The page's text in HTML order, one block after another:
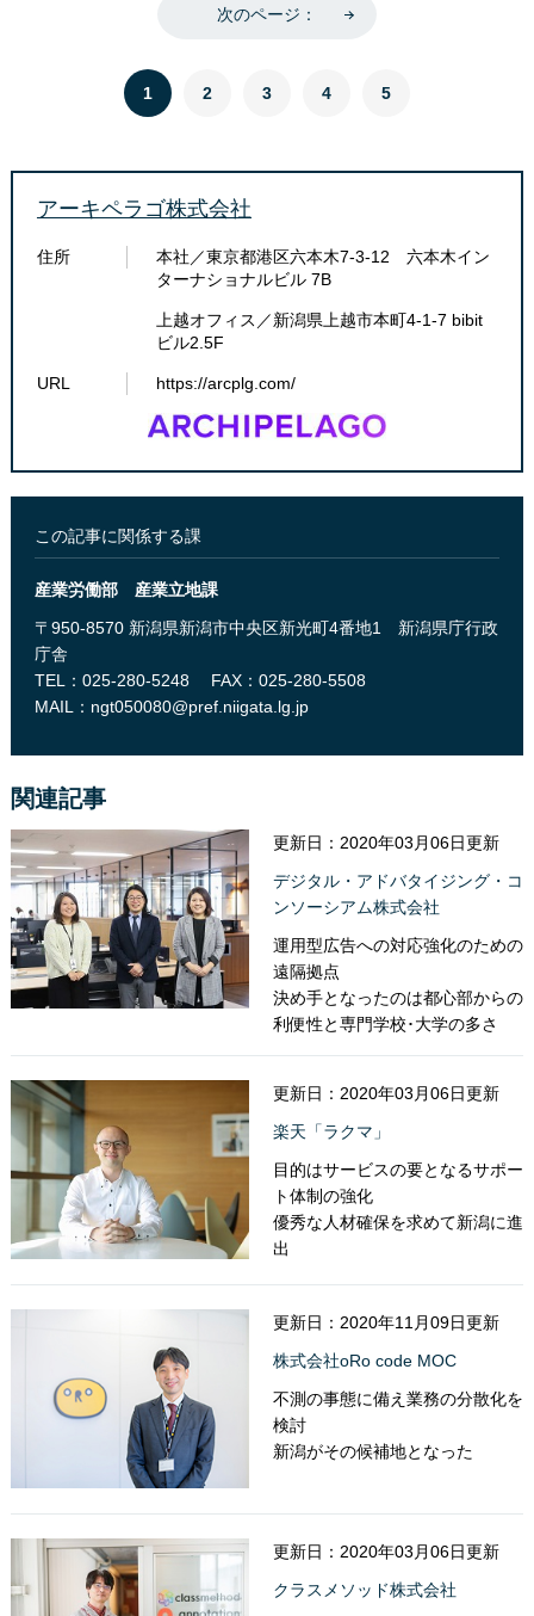
次のページ：
1 2 3 4 5
アーキペラゴ株式会社
住所
本社／東京都港区六本木7-3-12 六本木イン
ターナショナルビル 7B
上越オフィス／新潟県上越市本町4-1-7 bibit
ビル2.5F​
URL ​https://arcplg.com/
この記事に関係する課
産業労働部 産業立地課
〒950-8570 新潟県新潟市中央区新光町4番地1 新潟県庁行政
庁舎
TEL：025-280-5248
FAX：025-280-5508
MAIL： ngt050080@pref.niigata.lg.jp
関連記事
更新日：2020年03月06日更新
デジタル・アドバタイジング・コ
ンソーシアム株式会社
運用型広告への対応強化のための
遠隔拠点
決め手となったのは都心部からの
利便性と専門学校･大学の多さ
更新日：2020年03月06日更新
楽天「ラクマ」
目的はサービスの要となるサポー
ト体制の強化
優秀な人材確保を求めて新潟に進
出
更新日：2020年11月09日更新
株式会社oRo code MOC
不測の事態に備え業務の分散化を
検討
新潟がその候補地となった
更新日：2020年03月06日更新
クラスメソッド株式会社